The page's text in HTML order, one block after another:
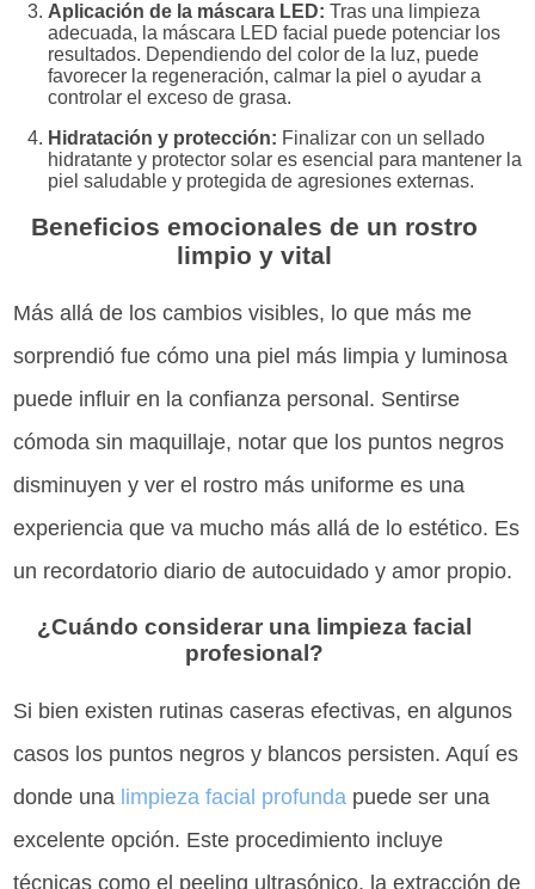
Aplicación de la máscara LED: Tras una limpieza
adecuada, la máscara LED facial puede potenciar los
resultados. Dependiendo del color de la luz, puede
favorecer la regeneración, calmar la piel o ayudar a
controlar el exceso de grasa.
Hidratación y protección: Finalizar con un sellado
hidratante y protector solar es esencial para mantener la
piel saludable y protegida de agresiones externas.
Beneficios emocionales de un rostro
limpio y vital
Más allá de los cambios visibles, lo que más me
sorprendió fue cómo una piel más limpia y luminosa
puede influir en la confianza personal. Sentirse
cómoda sin maquillaje, notar que los puntos negros
disminuyen y ver el rostro más uniforme es una
experiencia que va mucho más allá de lo estético. Es
un recordatorio diario de autocuidado y amor propio.
¿Cuándo considerar una limpieza facial
profesional?
Si bien existen rutinas caseras efectivas, en algunos
casos los puntos negros y blancos persisten. Aquí es
donde una limpieza facial profunda puede ser una
excelente opción. Este procedimiento incluye
técnicas como el peeling ultrasónico, la extracción de